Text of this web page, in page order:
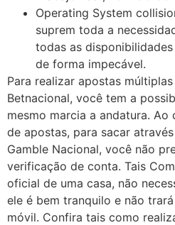
Operating System
suprem toda a
todas as
de forma impecável.
Para realizar apostas
Betnacional, você tem a
mesmo marcia a andatura.
de apostas, para sacar
Gamble Nacional, você não
verificação de conta. Tais
oficial de uma casa, não
ele é bem tranquilo e não
móvil. Confira tais como